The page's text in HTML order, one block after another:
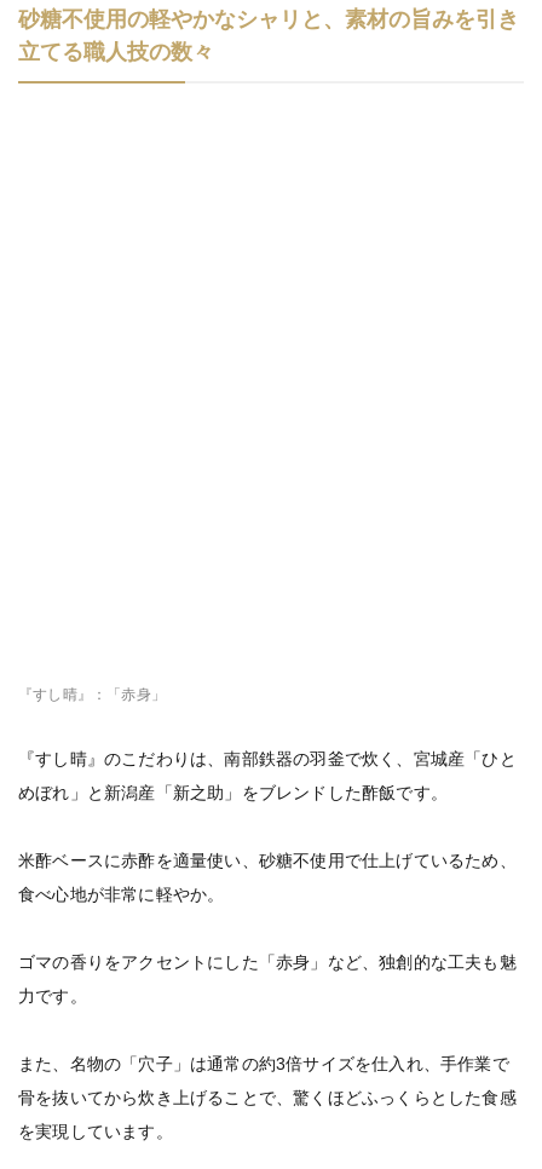
砂糖不使用の軽やかなシャリと、素材の旨みを引き
立てる職人技の数々
『すし晴』：「赤身」
『すし晴』のこだわりは、南部鉄器の羽釜で炊く、宮城産「ひと
めぼれ」と新潟産「新之助」をブレンドした酢飯です。
米酢ベースに赤酢を適量使い、砂糖不使用で仕上げているため、
食べ心地が非常に軽やか。
ゴマの香りをアクセントにした「赤身」など、独創的な工夫も魅
力です。
また、名物の「穴子」は通常の約3倍サイズを仕入れ、手作業で
骨を抜いてから炊き上げることで、驚くほどふっくらとした食感
を実現しています。